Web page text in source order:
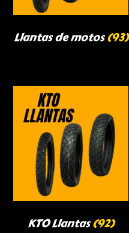
Llantas de motos(93)
KTO Llantas(92)